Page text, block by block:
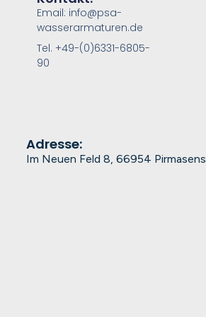
Email: info@psa-
wasserarmaturen.de
Tel. +49-(0)6331-6805-
90
Adresse:
Im Neuen Feld 8, 66954 Pirmasens